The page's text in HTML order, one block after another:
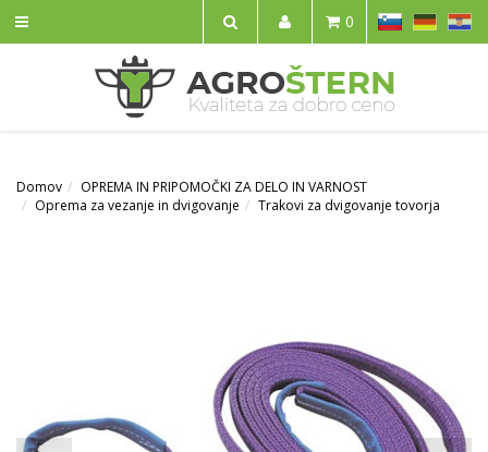
IŠČI
SL HR
0
Domov
OPREMA IN PRIPOMOČKI ZA DELO IN VARNOST
Oprema za vezanje in dvigovanje
Trakovi za dvigovanje tovorja